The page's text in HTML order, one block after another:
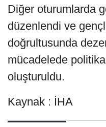
Diğer oturumlarda
düzenlendi ve
doğrultusunda
mücadelede
oluşturuldu.
Kaynak : İHA